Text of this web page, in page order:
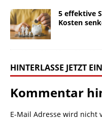
5 effektive
Kosten
HINTERLASSE JETZT
Kommentar
E-Mail Adresse wird nicht